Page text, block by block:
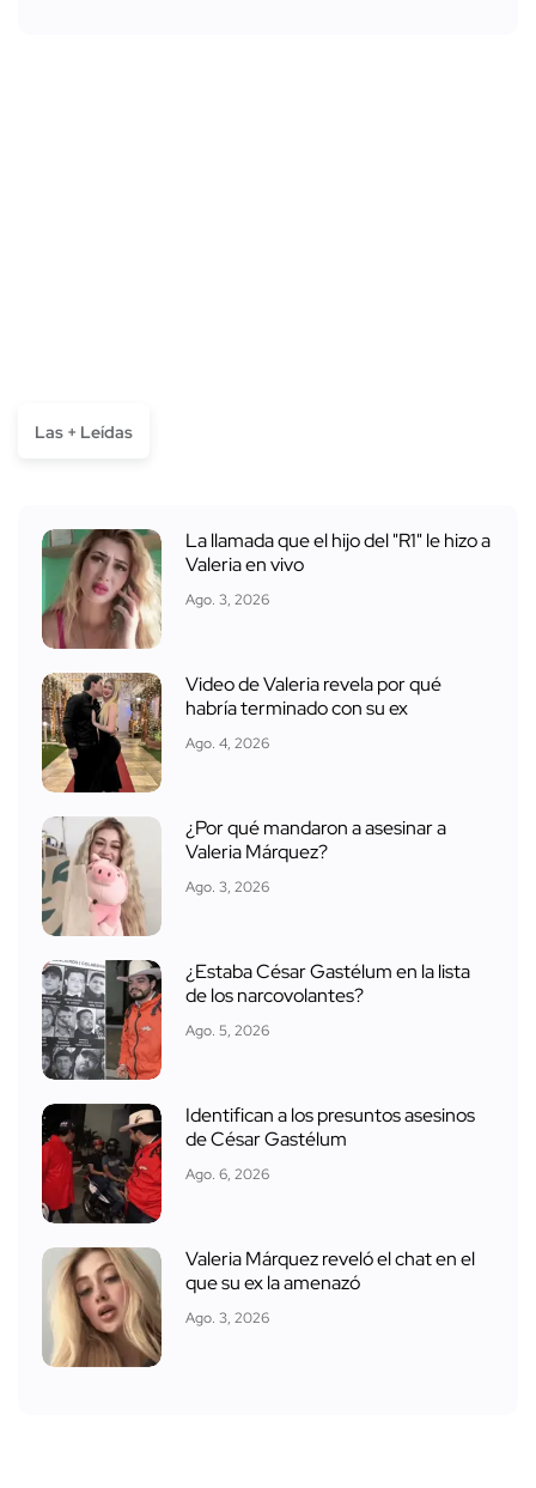
Las + Leídas
La llamada que el hijo del "R1" le hizo a
Valeria en vivo
Ago. 3, 2026
Video de Valeria revela por qué
habría terminado con su ex
Ago. 4, 2026
¿Por qué mandaron a asesinar a
Valeria Márquez?
Ago. 3, 2026
¿Estaba César Gastélum en la lista
de los narcovolantes?
Ago. 5, 2026
Identifican a los presuntos asesinos
de César Gastélum
Ago. 6, 2026
Valeria Márquez reveló el chat en el
que su ex la amenazó
Ago. 3, 2026